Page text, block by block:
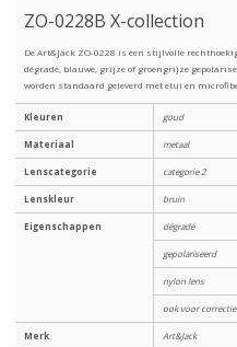
ZO-0228B X-collection
De Art&Jack ZO-0228 is een stijlvolle
dégradé, blauwe, grijze of groengrijze
worden standaard geleverd met etui en
Kleuren goud
Materiaal metaal
Lenscategorie categorie 2
Lenskleur bruin
Eigenschappen dégradé
gepolariseerd
nylon lens
ook voor correctie
Merk Art&Jack